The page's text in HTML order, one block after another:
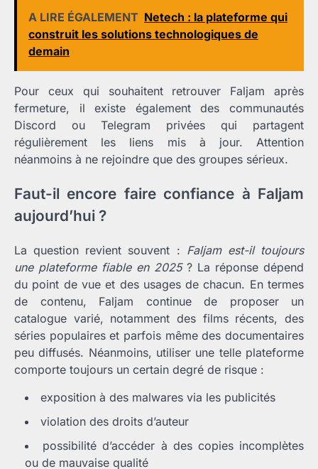
A LIRE ÉGALEMENT Netech : la plateforme qui
construit les solutions technologiques de
demain
Pour ceux qui souhaitent retrouver Faljam après
fermeture, il existe également des communautés
Discord ou Telegram privées qui partagent
régulièrement les liens mis à jour. Attention
néanmoins à ne rejoindre que des groupes sérieux.
Faut-il encore faire confiance à Faljam
aujourd’hui ?
La question revient souvent : Faljam est-il toujours
une plateforme fiable en 2025? La réponse dépend
du point de vue et des usages de chacun. En termes
de contenu, Faljam continue de proposer un
catalogue varié, notamment des films récents, des
séries populaires et parfois même des documentaires
peu diffusés. Néanmoins, utiliser une telle plateforme
comporte toujours un certain degré de risque :
exposition à des malwares via les publicités
violation des droits d’auteur
possibilité d’accéder à des copies incomplètes
ou de mauvaise qualité